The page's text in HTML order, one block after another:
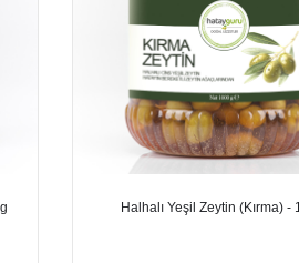
Halhalı Yeşil Zeytin (Kırma) -